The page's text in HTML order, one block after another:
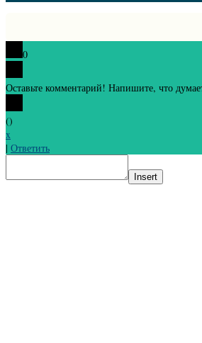
0
Оставьте комментарий! Напишите, что
()
x
| Ответить
Insert